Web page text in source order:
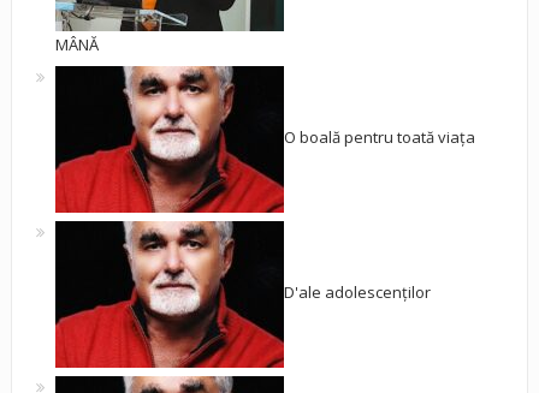
MÂNĂ
O boală pentru toată viața
D'ale adolescenților